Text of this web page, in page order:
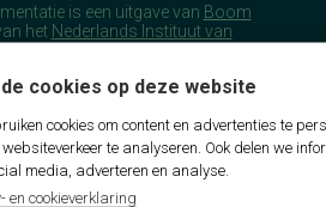
cookies op deze website
cookies om content en advertenties te
websiteverkeer te analyseren. Ook delen we
media, adverteren en analyse.
en cookieverklaring
is een uitgave van Boom
het Nederlands Instituut van
de Commissie
(COTAN).
Documentatie